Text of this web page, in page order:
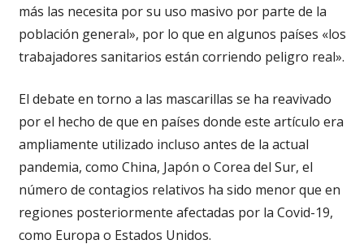
más las necesita por su uso masivo por parte de la
población general», por lo que en algunos países «los
trabajadores sanitarios están corriendo peligro real».
El debate en torno a las mascarillas se ha reavivado
por el hecho de que en países donde este artículo era
ampliamente utilizado incluso antes de la actual
pandemia, como China, Japón o Corea del Sur, el
número de contagios relativos ha sido menor que en
regiones posteriormente afectadas por la Covid-19,
como Europa o Estados Unidos.